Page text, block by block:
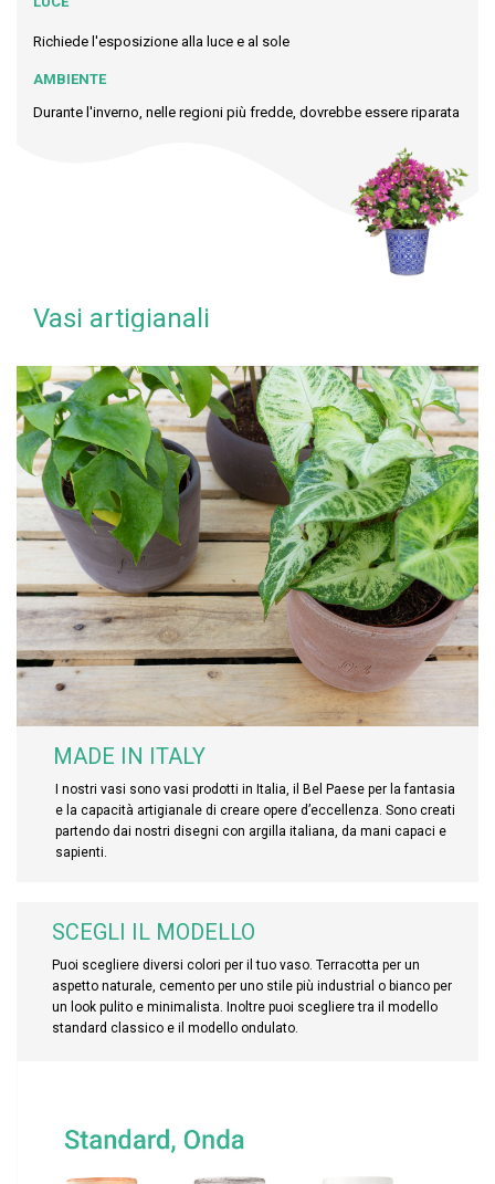
Richiede l'esposizione alla luce e al sole
AMBIENTE
Durante l'inverno, nelle regioni più fredde, dovrebbe essere riparata
Vasi artigianali
MADE IN ITALY
I nostri vasi sono vasi prodotti in Italia, il Bel Paese per la fantasia
e la capacità artigianale di creare opere d’eccellenza. Sono creati
partendo dai nostri disegni con argilla italiana, da mani capaci e
sapienti.
SCEGLI IL MODELLO
Puoi scegliere diversi colori per il tuo vaso. Terracotta per un
aspetto naturale, cemento per uno stile più industrial o bianco per
un look pulito e minimalista. Inoltre puoi scegliere tra il modello
standard classico e il modello ondulato.